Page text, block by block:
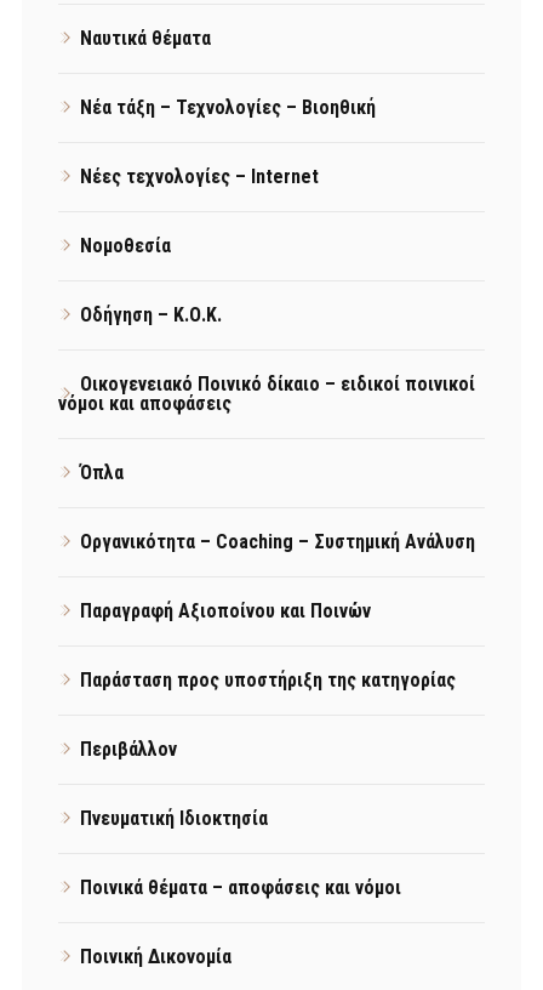
Ναυτικά θέματα
Νέα τάξη – Τεχνολογίες – Βιοηθική
Νέες τεχνολογίες – Internet
Νομοθεσία
Οδήγηση – Κ.Ο.Κ.
Οικογενειακό Ποινικό δίκαιο – ειδικοί ποινικοί
νόμοι και αποφάσεις
Όπλα
Οργανικότητα – Coaching – Συστημική Ανάλυση
Παραγραφή Αξιοποίνου και Ποινών
Παράσταση προς υποστήριξη της κατηγορίας
Περιβάλλον
Πνευματική Ιδιοκτησία
Ποινικά θέματα – αποφάσεις και νόμοι
Ποινική Δικονομία